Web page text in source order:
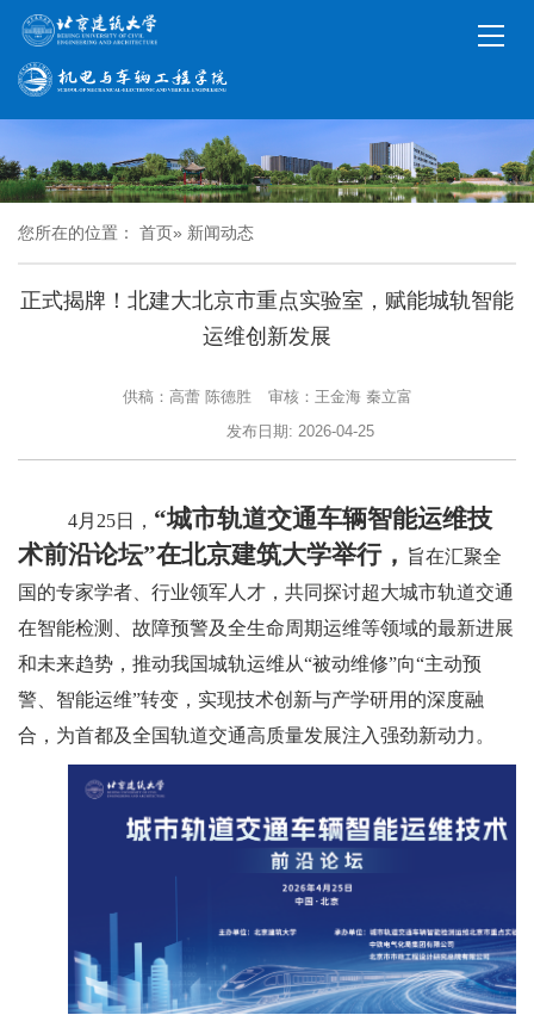
您所在的位置： 首页» 新闻动态
正式揭牌！北建大北京市重点实验室，赋能城轨智能
运维创新发展
供稿：高蕾 陈德胜
审核：王金海 秦立富
发布日期: 2026-04-25
4月25日， “城市轨道交通车辆智能运维技
术前沿论坛”在北京建筑大学举行， 旨在汇聚全
国的专家学者、行业领军人才，共同探讨超大城市轨道交通
在智能检测、故障预警及全生命周期运维等领域的最新进展
和未来趋势，推动我国城轨运维从“被动维修”向“主动预
警、智能运维”转变，实现技术创新与产学研用的深度融
合，为首都及全国轨道交通高质量发展注入强劲新动力。